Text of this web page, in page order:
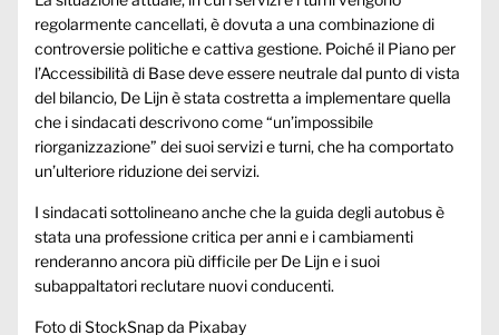
regolarmente cancellati, è dovuta a una combinazione di
controversie politiche e cattiva gestione. Poiché il Piano per
l’Accessibilità di Base deve essere neutrale dal punto di vista
del bilancio, De Lijn è stata costretta a implementare quella
che i sindacati descrivono come “un’impossibile
riorganizzazione” dei suoi servizi e turni, che ha comportato
un’ulteriore riduzione dei servizi.
I sindacati sottolineano anche che la guida degli autobus è
stata una professione critica per anni e i cambiamenti
renderanno ancora più difficile per De Lijn e i suoi
subappaltatori reclutare nuovi conducenti.
Foto di StockSnap da Pixabay